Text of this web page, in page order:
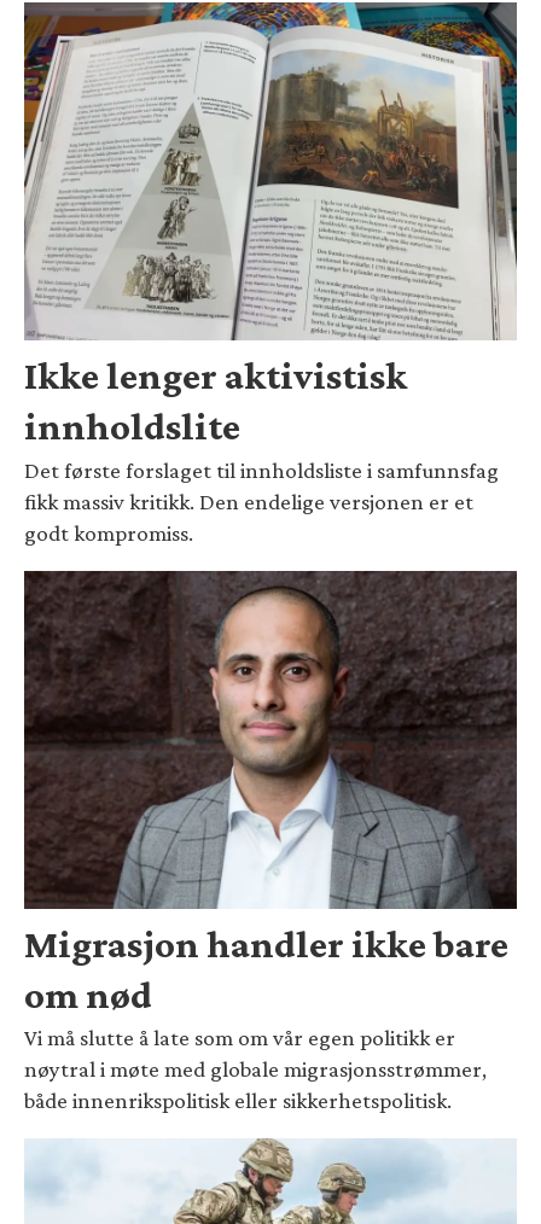
Ikke lenger aktivistisk
innholdslite
Det første forslaget til innholdsliste i samfunnsfag
fikk massiv kritikk. Den endelige versjonen er et
godt kompromiss.
Migrasjon handler ikke bare
om nød
Vi må slutte å late som om vår egen politikk er
nøytral i møte med globale migrasjonsstrømmer,
både innenrikspolitisk eller sikkerhetspolitisk.